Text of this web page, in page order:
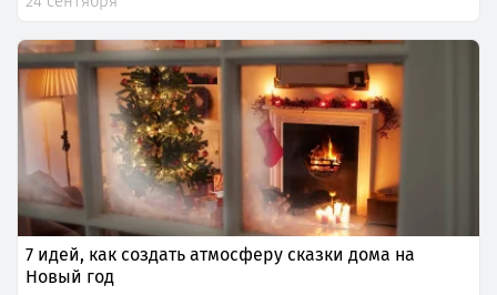
7 идей, как создать атмосферу сказки дома на
Новый год